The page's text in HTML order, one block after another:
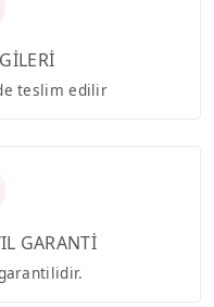
teslim edilir
GARANTİ